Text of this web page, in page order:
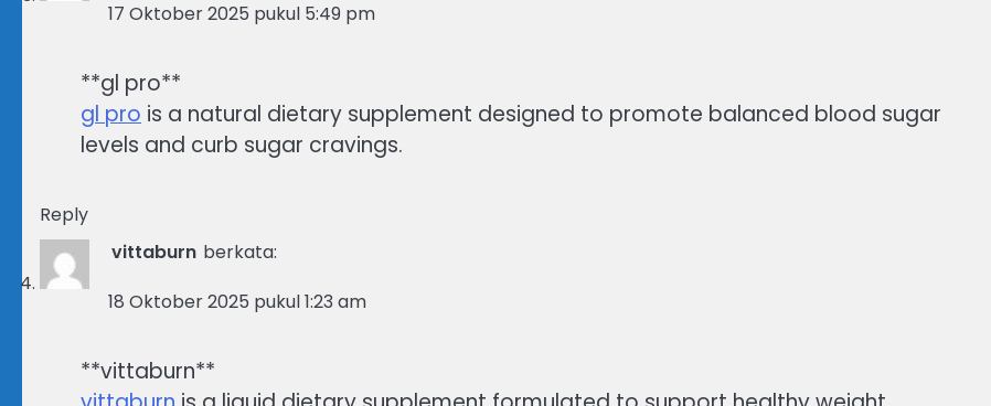
17 Oktober 2025 pukul 5:49 pm
**gl pro**
gl pro is a natural dietary supplement designed to promote balanced blood sugar
levels and curb sugar cravings.
Reply
vittaburn berkata:
18 Oktober 2025 pukul 1:23 am
** vittaburn**